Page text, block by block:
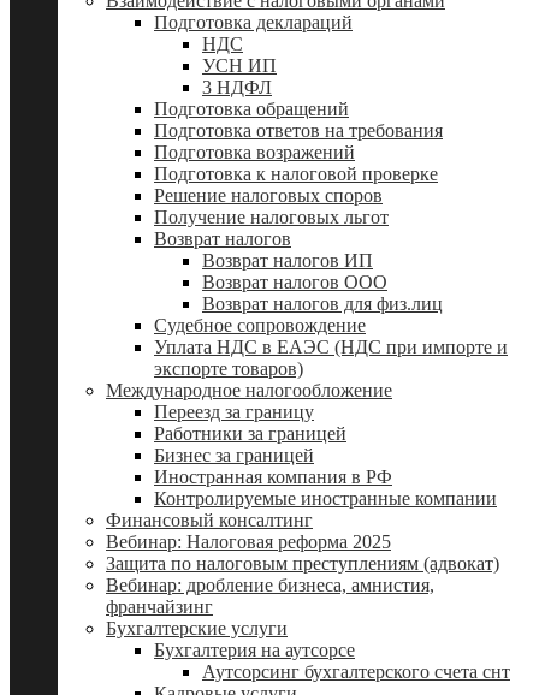
Подготовка деклараций
НДС
УСН ИП
3 НДФЛ
Подготовка обращений
Подготовка ответов на требования
Подготовка возражений
Подготовка к налоговой проверке
Решение налоговых споров
Получение налоговых льгот
Возврат налогов
Возврат налогов ИП
Возврат налогов ООО
Возврат налогов для физ.лиц
Судебное сопровождение
Уплата НДС в ЕАЭС (НДС при импорте и
экспорте товаров)
Международное налогообложение
Переезд за границу
Работники за границей
Бизнес за границей
Иностранная компания в РФ
Контролируемые иностранные компании
Финансовый консалтинг
Вебинар: Налоговая реформа 2025
Защита по налоговым преступлениям (адвокат)
Вебинар: дробление бизнеса, амнистия,
франчайзинг
Бухгалтерские услуги
Бухгалтерия на аутсорсе
Аутсорсинг бухгалтерского счета снт